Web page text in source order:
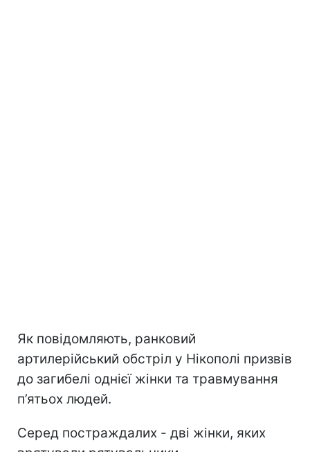
Як повідомляють, ранковий
артилерійський обстріл у Нікополі призвів
до загибелі однієї жінки та травмування
п’ятьох людей.
Серед постраждалих - дві жінки, яких